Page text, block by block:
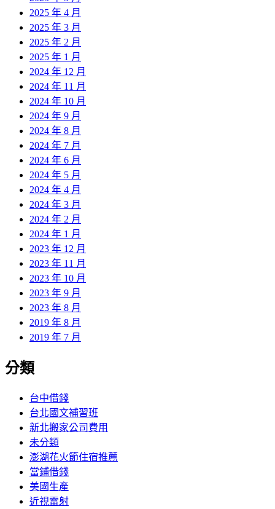
2025 年 4 月
2025 年 3 月
2025 年 2 月
2025 年 1 月
2024 年 12 月
2024 年 11 月
2024 年 10 月
2024 年 9 月
2024 年 8 月
2024 年 7 月
2024 年 6 月
2024 年 5 月
2024 年 4 月
2024 年 3 月
2024 年 2 月
2024 年 1 月
2023 年 12 月
2023 年 11 月
2023 年 10 月
2023 年 9 月
2023 年 8 月
2019 年 8 月
2019 年 7 月
分類
台中借錢
台北國文補習班
新北搬家公司費用
未分類
澎湖花火節住宿推薦
當鋪借錢
美國生產
近視雷射